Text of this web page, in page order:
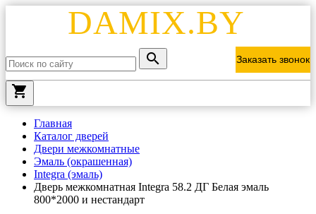
DAMIX.BY
Заказать звонок
local_grocery_store
Главная
Каталог дверей
Двери межкомнатные
Эмаль (окрашенная)
Integra (эмаль)
Дверь межкомнатная Integra 58.2 ДГ Белая эмаль
800*2000 и нестандарт